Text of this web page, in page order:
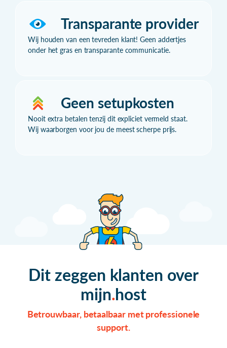
Transparante provider
Wij houden van een tevreden klant! Geen addertjes
onder het gras en transparante communicatie.
Geen setupkosten
Nooit extra betalen tenzij dit expliciet vermeld staat.
Wij waarborgen voor jou de meest scherpe prijs.
Dit zeggen klanten over
mijn host
Betrouwbaar, betaalbaar met professionele
support.